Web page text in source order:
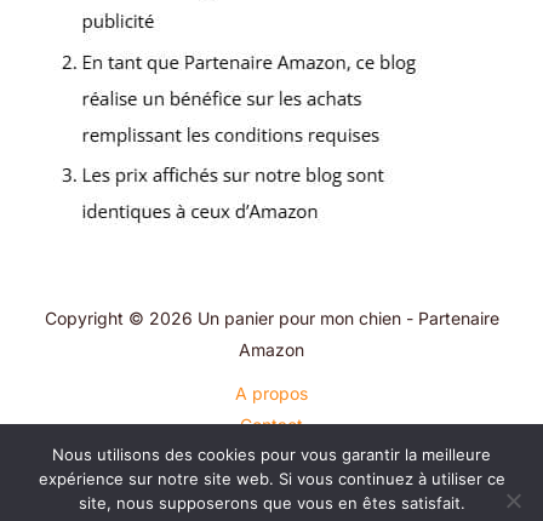
Copyright © 2026 Un panier pour mon chien - Partenaire
Amazon
A propos
Contact
Plan du site
Mentions légales
Nous utilisons des cookies pour vous garantir la meilleure
expérience sur notre site web. Si vous continuez à utiliser ce
site, nous supposerons que vous en êtes satisfait.